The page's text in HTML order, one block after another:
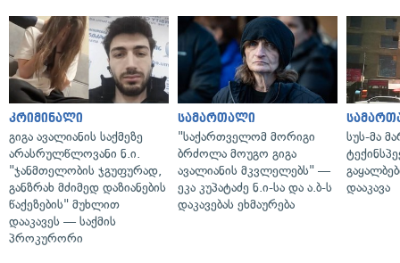
კრიმინალი
გიგა ავალიანის საქმეზე
არასრულწლოვანი ნ.ი.
"ჯანმთელობის ჯგუფურად,
განზრახ მძიმედ დაზიანების
წაქეზების" მუხლით
დააკავეს — საქმის
პროკურორი
სამართალი
"საქართველომ მორიგი
ბრძოლა მოუგო გიგა
ავალიანის მკვლელებს" —
ეკა კუპატაძე ნ.ი-სა და ა.ბ-ს
დაკავებას ეხმაურება
სუს-მა
დააკავა